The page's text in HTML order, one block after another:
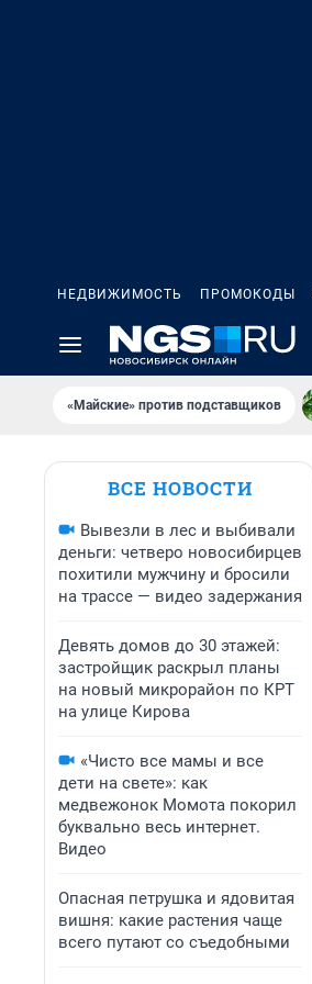
НЕДВИЖИМОСТЬ ПРОМОКОДЫ
«Майские» против подставщиков
ВСЕ НОВОСТИ
Вывезли в лес и выбивали
деньги: четверо новосибирцев
похитили мужчину и бросили
на трассе — видео задержания
Девять домов до 30 этажей:
застройщик раскрыл планы
на новый микрорайон по КРТ
на улице Кирова
«Чисто все мамы и все
дети на свете»: как
медвежонок Момота покорил
буквально весь интернет.
Видео
Опасная петрушка и ядовитая
вишня: какие растения чаще
всего путают со съедобными